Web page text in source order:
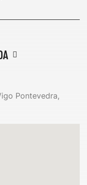
Pontevedra,